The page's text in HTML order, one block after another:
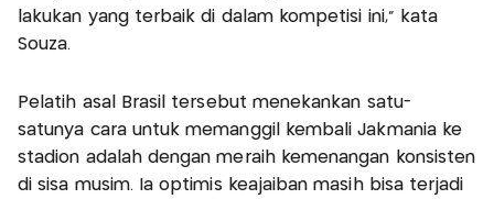
lakukan yang terbaik di dalam kompetisi ini," kata
Souza.
Pelatih asal Brasil tersebut menekankan satu-
satunya cara untuk memanggil kembali Jakmania ke
stadion adalah dengan meraih kemenangan konsisten
di sisa musim. Ia optimis keajaiban masih bisa terjadi